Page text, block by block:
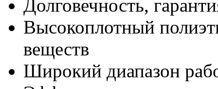
Долговечность,
Высокоплотный
веществ
Широкий диапазон